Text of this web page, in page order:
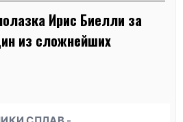
Ирис Биелли за
из сложнейших